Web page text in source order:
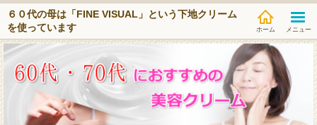
６０代の母は「FINE VISUAL」という下地クリーム
を使っています
メニュー